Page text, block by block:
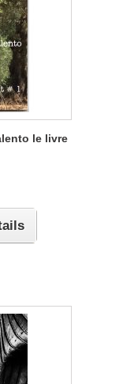
le livre